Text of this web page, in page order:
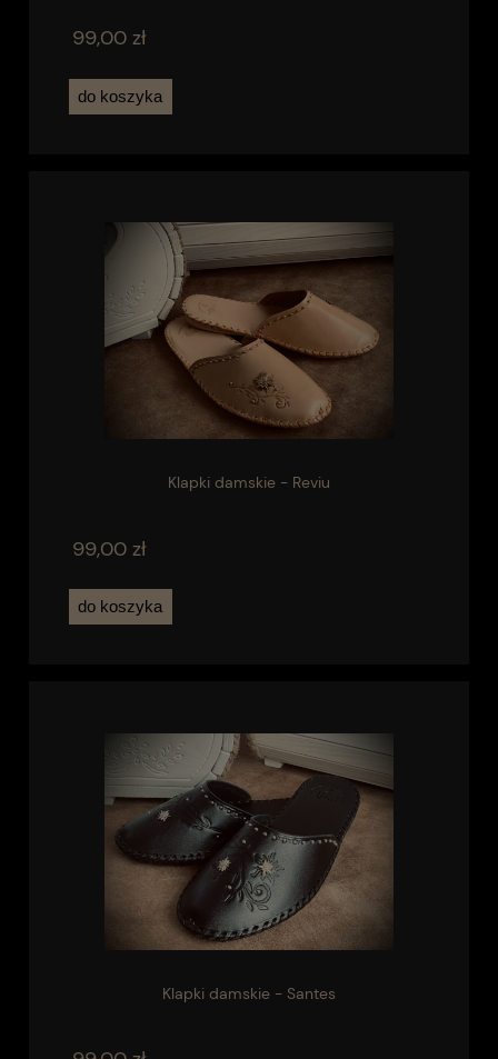
99,00 zł
do koszyka
Klapki damskie - Reviu
99,00 zł
do koszyka
Klapki damskie - Santes